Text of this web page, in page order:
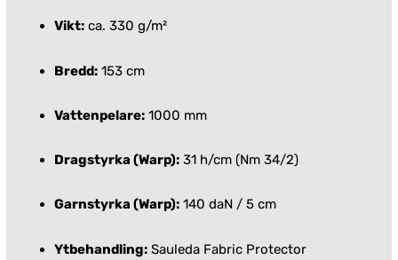
Vikt:ca. 330 g/m²
Bredd:153 cm
Vattenpelare:1000 mm
Dragstyrka (Warp):31 h/cm (Nm 34/2)
Garnstyrka (Warp):140 daN / 5 cm
Ytbehandling:Sauleda Fabric Protector